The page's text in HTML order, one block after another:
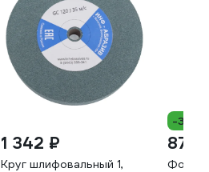
1 342 ₽
Круг шлифовальный 1,
-34%
870